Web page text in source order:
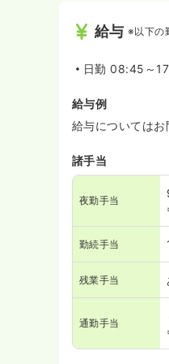
給与 ※以下の
日勤 08:45～
給与例
給与については
諸手当
夜勤手当
勤続手当
残業手当
通勤手当